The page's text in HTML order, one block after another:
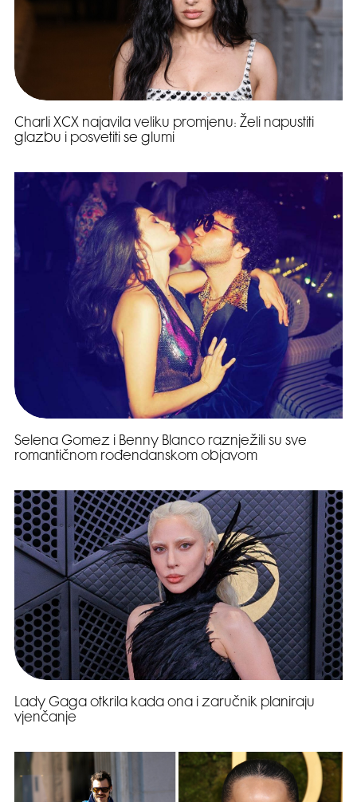
Charli XCX najavila veliku promjenu: Želi napustiti
glazbu i posvetiti se glumi
Selena Gomez i Benny Blanco raznježili su sve
romantičnom rođendanskom objavom
Lady Gaga otkrila kada ona i zaručnik planiraju
vjenčanje